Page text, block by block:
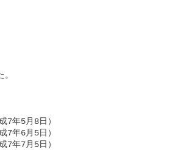
年5月8日）
年6月5日）
年7月5日）